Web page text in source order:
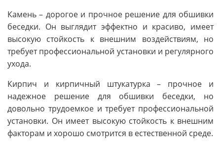
Камень – дорогое и прочное решение для обшивки
беседки. Он выглядит эффектно и красиво, имеет
высокую стойкость к внешним воздействиям, но
требует профессиональной установки и регулярного
ухода.
Кирпич и кирпичный штукатурка – прочное и
надежное решение для обшивки беседки, но
довольно трудоемкое и требует профессиональной
установки. Он имеет высокую стойкость к внешним
факторам и хорошо смотрится в естественной среде.